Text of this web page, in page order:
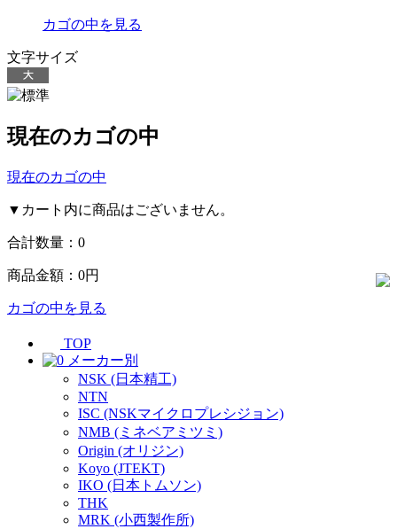
カゴの中を見る
文字サイズ
現在のカゴの中
現在のカゴの中
▼カート内に商品はございません。
合計数量： 0
商品金額： 0円
カゴの中を見る
TOP
メーカー別
NSK (日本精工)
NTN
ISC (NSKマイクロプレシジョン)
NMB (ミネベアミツミ)
Origin (オリジン)
Koyo (JTEKT)
IKO (日本トムソン)
THK
MRK (小西製作所)